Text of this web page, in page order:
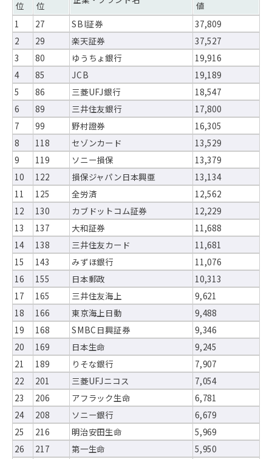
位 位
値
1
27 SBI証券
37,809
2
29 楽天証券
37,527
3
80 ゆうちょ銀行
19,916
4
85 JCB
19,189
5
86 三菱UFJ銀行
18,547
6
89 三井住友銀行
17,800
7
99 野村證券
16,305
8
118 セゾンカード
13,529
9
119 ソニー損保
13,379
10
122 損保ジャパン日本興亜
13,134
11
125 全労済
12,562
12
130 カブドットコム証券
12,229
13
137 大和証券
11,688
14
138 三井住友カード
11,681
15
143 みずほ銀行
11,076
16
155 日本郵政
10,313
17
165 三井住友海上
9,621
18
166 東京海上日動
9,488
19
168 SMBC日興証券
9,346
20
169 日本生命
9,245
21
189 りそな銀行
7,907
22
201 三菱UFJニコス
7,054
23
206 アフラック生命
6,781
24
208 ソニー銀行
6,679
25
216 明治安田生命
5,969
26
217 第一生命
5,950